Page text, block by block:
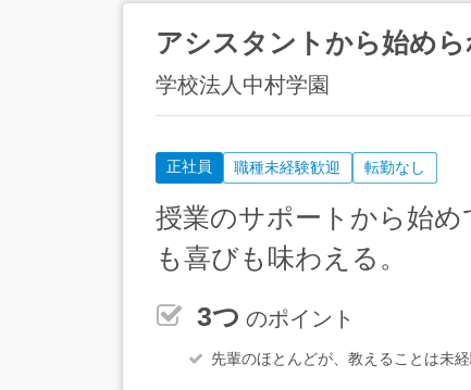
アシスタントから始めら
学校法人中村学園
正社員 職種未経験歓迎 転勤なし
授業のサポートから始
も喜びも味わえる。
3つ のポイント
先輩のほとんどが、教えることは未